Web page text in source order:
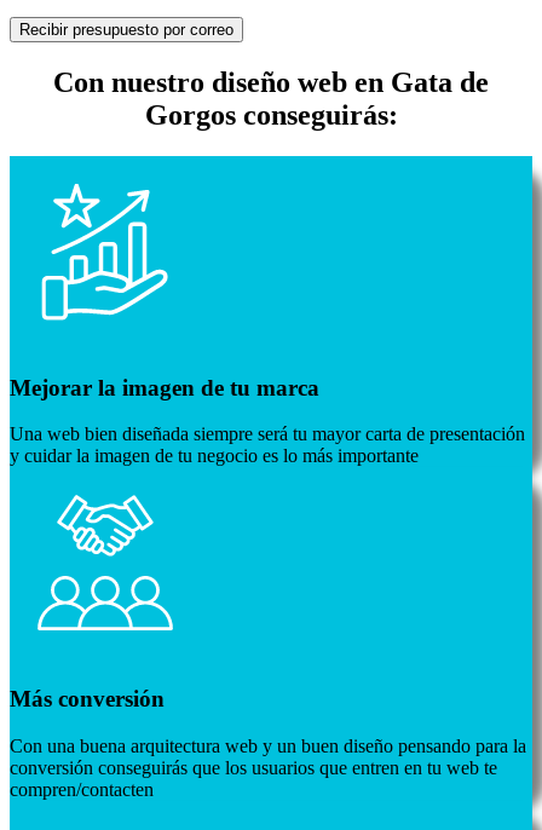
Recibir presupuesto por correo
Con nuestro diseño web en Gata de
Gorgos conseguirás:
Mejorar la imagen de tu marca
Una web bien diseñada siempre será tu mayor carta de presentación
y cuidar la imagen de tu negocio es lo más importante
Más conversión
Con una buena arquitectura web y un buen diseño pensando para la
conversión conseguirás que los usuarios que entren en tu web te
compren/contacten